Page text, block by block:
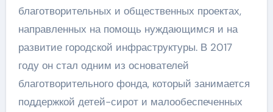
благотворительных и общественных проектах,
направленных на помощь нуждающимся и на
развитие городской инфраструктуры. В 2017
году он стал одним из основателей
благотворительного фонда, который занимается
поддержкой детей-сирот и малообеспеченных